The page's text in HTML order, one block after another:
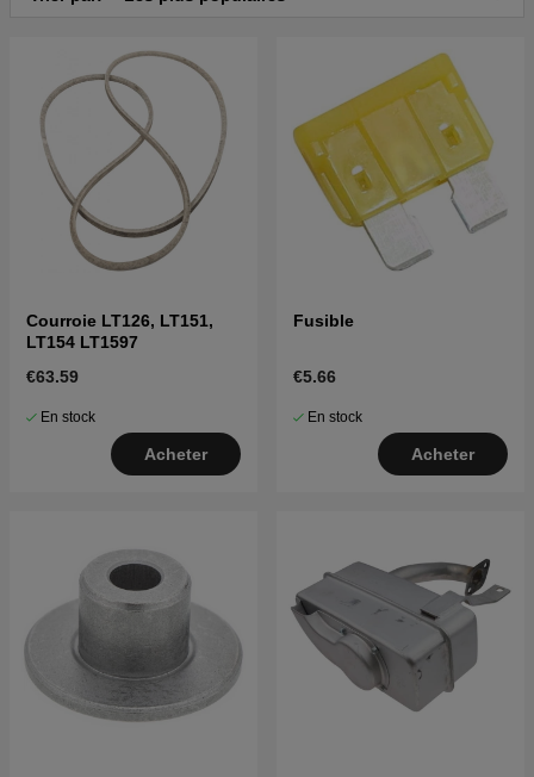
Courroie LT126, LT151,
LT154 LT1597
€63.59
En stock
Acheter
Fusible
€5.66
En stock
Acheter